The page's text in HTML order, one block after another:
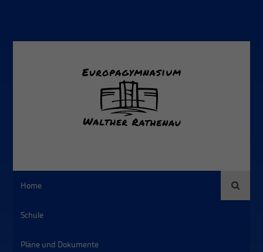
Home
Schule
Pläne und Dokumente
Suche